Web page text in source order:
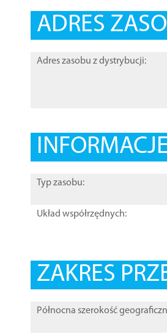
ADRES
Adres zasobu z dystrybucji:
Typ zasobu:
Układ współrzędnych:
ZAKRES
Północna szerokość